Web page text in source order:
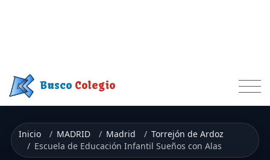
Busco Colegio
Inicio MADRID Madrid
Torrejón de Ardoz
Escuela de Educación Infantil Sueños con Alas